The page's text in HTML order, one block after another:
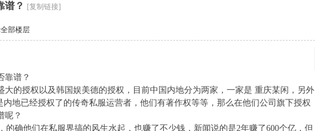
谱？ [复制链接]
部楼层
靠谱？
大的授权以及韩国娱美德的授权，目前中国内地分为两家，一家是 重庆某闲，另外
内地已经授权了的传奇私服运营者，他们有著作权等等，那么在他们公司旗下授权
呢？
确他们在私服界搞的风生水起，也赚了不少钱，新闻说的是2年赚了600个亿，但